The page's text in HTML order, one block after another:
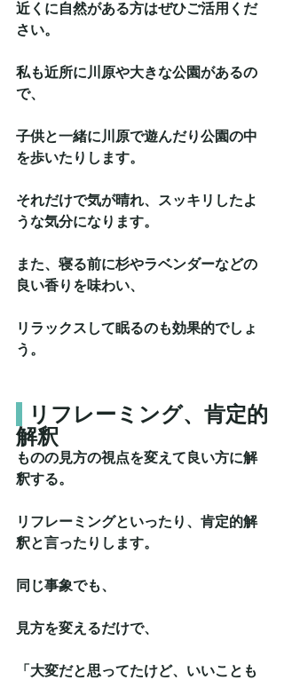
近くに自然がある方はぜひご活用くだ
さい。
私も近所に川原や大きな公園があるの
で、
子供と一緒に川原で遊んだり公園の中
を歩いたりします。
それだけで気が晴れ、スッキリしたよ
うな気分になります。
また、寝る前に杉やラベンダーなどの
良い香りを味わい、
リラックスして眠るのも効果的でしょ
う。
リフレーミング、肯定的
解釈
ものの見方の視点を変えて良い方に解
釈する。
リフレーミングといったり、肯定的解
釈と言ったりします。
同じ事象でも、
見方を変えるだけで、
「大変だと思ってたけど、いいことも